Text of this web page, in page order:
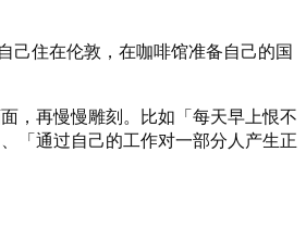
己住在伦敦，在咖啡馆准备自己的国
，再慢慢雕刻。比如「每天早上恨不
「通过自己的工作对一部分人产生正